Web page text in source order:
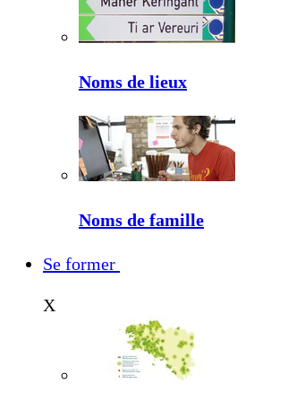
Noms de lieux
Noms de famille
Se former
X